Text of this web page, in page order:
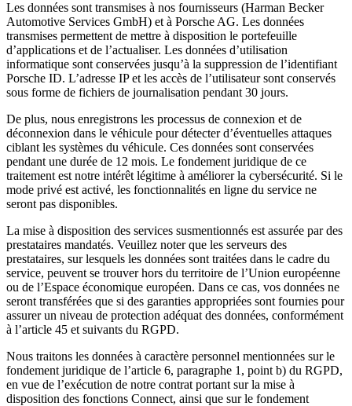
Les données sont transmises à nos fournisseurs (Harman Becker
Automotive Services GmbH) et à Porsche AG. Les données
transmises permettent de mettre à disposition le portefeuille
d’applications et de l’actualiser. Les données d’utilisation
informatique sont conservées jusqu’à la suppression de l’identifiant
Porsche ID. L’adresse IP et les accès de l’utilisateur sont conservés
sous forme de fichiers de journalisation pendant 30 jours.
De plus, nous enregistrons les processus de connexion et de
déconnexion dans le véhicule pour détecter d’éventuelles attaques
ciblant les systèmes du véhicule. Ces données sont conservées
pendant une durée de 12 mois. Le fondement juridique de ce
traitement est notre intérêt légitime à améliorer la cybersécurité. Si le
mode privé est activé, les fonctionnalités en ligne du service ne
seront pas disponibles.
La mise à disposition des services susmentionnés est assurée par des
prestataires mandatés. Veuillez noter que les serveurs des
prestataires, sur lesquels les données sont traitées dans le cadre du
service, peuvent se trouver hors du territoire de l’Union européenne
ou de l’Espace économique européen. Dans ce cas, vos données ne
seront transférées que si des garanties appropriées sont fournies pour
assurer un niveau de protection adéquat des données, conformément
à l’article 45 et suivants du RGPD.
Nous traitons les données à caractère personnel mentionnées sur le
fondement juridique de l’article 6, paragraphe 1, point b) du RGPD,
en vue de l’exécution de notre contrat portant sur la mise à
disposition des fonctions Connect, ainsi que sur le fondement